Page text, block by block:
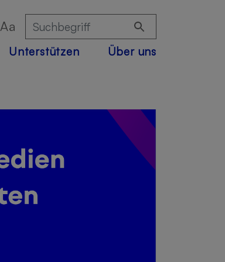
Aa
Unterstützen Über uns